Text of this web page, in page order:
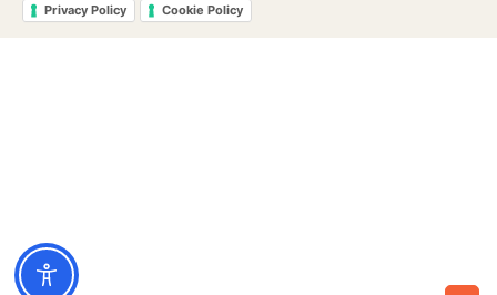
Privacy Policy Cookie Policy